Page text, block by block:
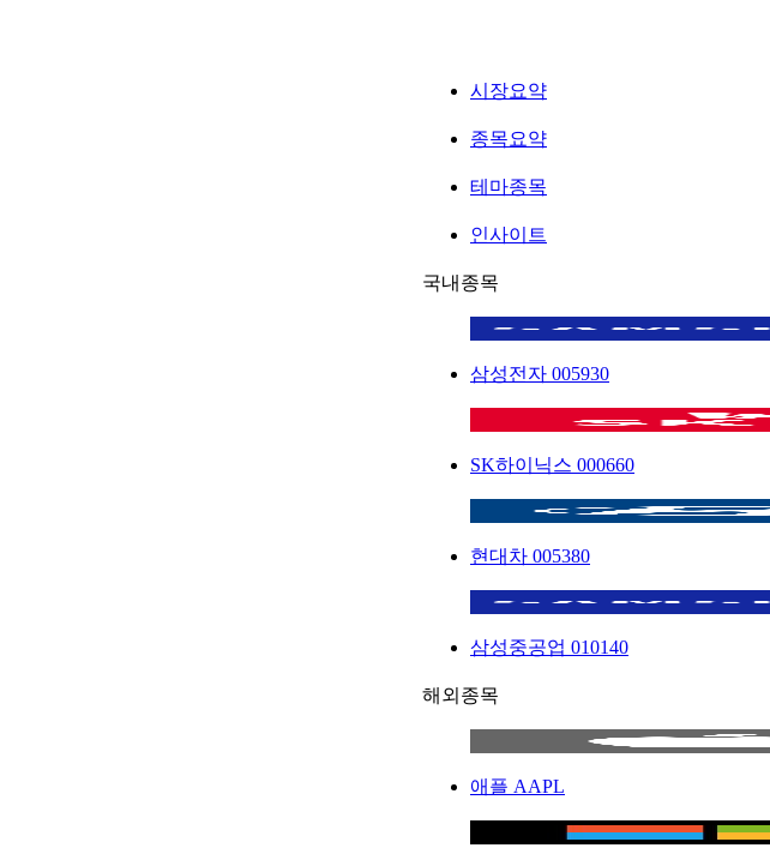
시장요약
종목요약
테마종목
인사이트
국내종목
삼성전자 005930
SK하이닉스 000660
현대차 005380
삼성중공업 010140
해외종목
애플 AAPL